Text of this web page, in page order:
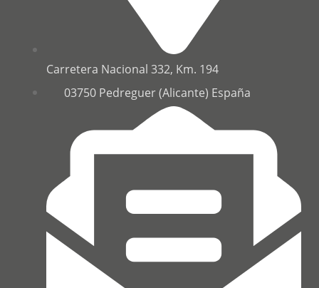
Carretera Nacional 332, Km. 194
03750 Pedreguer (Alicante) España